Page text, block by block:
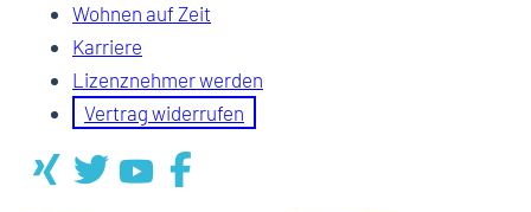
Wohnen auf Zeit
Karriere
Lizenznehmer werden
Vertrag widerrufen